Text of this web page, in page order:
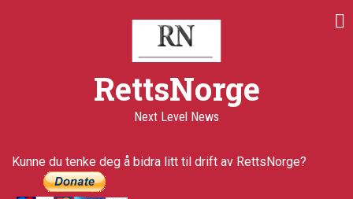
RettsNorge
Next Level News
Kunne du tenke deg å bidra litt til drift av RettsNorge?